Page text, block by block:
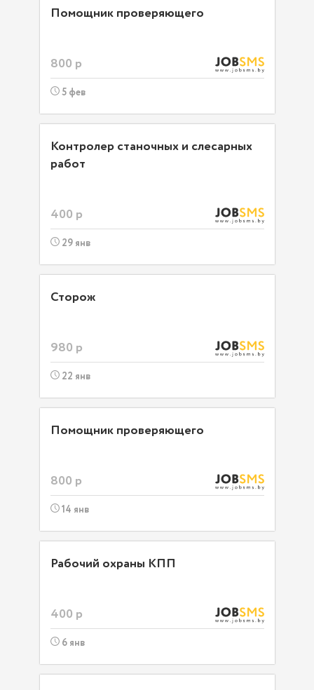
Помощник проверяющего
800 р
5 фев
Контролер станочных и слесарных
работ
400 р
29 янв
Сторож
980 р
22 янв
Помощник проверяющего
800 р
14 янв
Рабочий охраны КПП
400 р
6 янв